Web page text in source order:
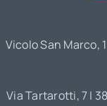
Vicolo San Marco,
Via Tartarotti, 7 |